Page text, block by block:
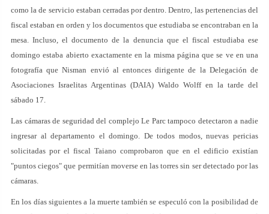
como la de servicio estaban cerradas por dentro. Dentro, las pertenencias del
fiscal estaban en orden y los documentos que estudiaba se encontraban en la
mesa. Incluso, el documento de la denuncia que el fiscal estudiaba ese
domingo estaba abierto exactamente en la misma página que se ve en una
fotografía que Nisman envió al entonces dirigente de la Delegación de
Asociaciones Israelitas Argentinas (DAIA) Waldo Wolff en la tarde del
sábado 17.
Las cámaras de seguridad del complejo Le Parc tampoco detectaron a nadie
ingresar al departamento el domingo. De todos modos, nuevas pericias
solicitadas por el fiscal Taiano comprobaron que en el edificio existían
"puntos ciegos" que permitían moverse en las torres sin ser detectado por las
cámaras.
En los días siguientes a la muerte también se especuló con la posibilidad de